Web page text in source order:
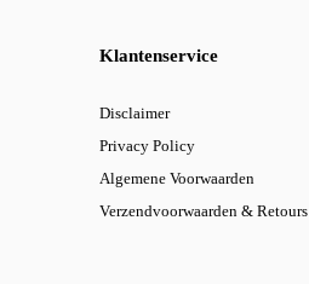
Klantenservice
Disclaimer
Privacy Policy
Algemene Voorwaarden
Verzendvoorwaarden & Retours